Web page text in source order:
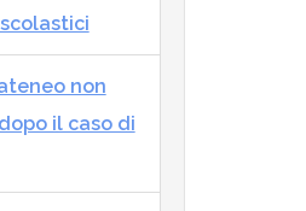
non
il caso di